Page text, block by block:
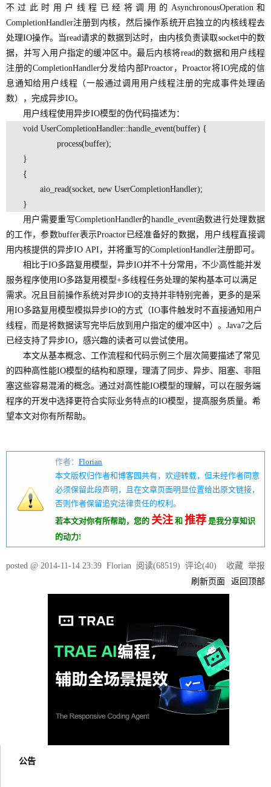
不过此时用户线程已经将调用的AsynchronousOperation和
CompletionHandler注册到内核，然后操作系统开启独立的内核线程去
处理IO操作。当read请求的数据到达时，由内核负责读取socket中的数
据，并写入用户指定的缓冲区中。最后内核将read的数据和用户线程
注册的CompletionHandler分发给内部Proactor，Proactor将IO完成的信
息通知给用户线程（一般通过调用用户线程注册的完成事件处理函
数），完成异步IO。
用户线程使用异步IO模型的伪代码描述为：
void UserCompletionHandler::handle_event(buffer) {
process(buffer);
}
{
aio_read(socket, new UserCompletionHandler);
}
用户需要重写CompletionHandler的handle_event函数进行处理数据
的工作，参数buffer表示Proactor已经准备好的数据，用户线程直接调
用内核提供的异步IO API，并将重写的CompletionHandler注册即可。
相比于IO多路复用模型，异步IO并不十分常用，不少高性能并发
服务程序使用IO多路复用模型+多线程任务处理的架构基本可以满足
需求。况且目前操作系统对异步IO的支持并非特别完善，更多的是采
用IO多路复用模型模拟异步IO的方式（IO事件触发时不直接通知用户
线程，而是将数据读写完毕后放到用户指定的缓冲区中）。Java7之后
已经支持了异步IO，感兴趣的读者可以尝试使用。
本文从基本概念、工作流程和代码示例三个层次简要描述了常见
的四种高性能IO模型的结构和原理，理清了同步、异步、阻塞、非阻
塞这些容易混淆的概念。通过对高性能IO模型的理解，可以在服务端
程序的开发中选择更符合实际业务特点的IO模型，提高服务质量。希
望本文对你有所帮助。
作者： Florian
本文版权归作者和博客园共有，欢迎转载，但未经作者同意
必须保留此段声明，且在文章页面明显位置给出原文链接，
否则作者保留追究法律责任的权利。
若本文对你有所帮助，您的 关注 和 推荐 是我分享知识
的动力!
posted @ 2014-11-14 23:39 Florian 阅读(68519) 评论(40) 收藏 举报
刷新页面
返回顶部
公告